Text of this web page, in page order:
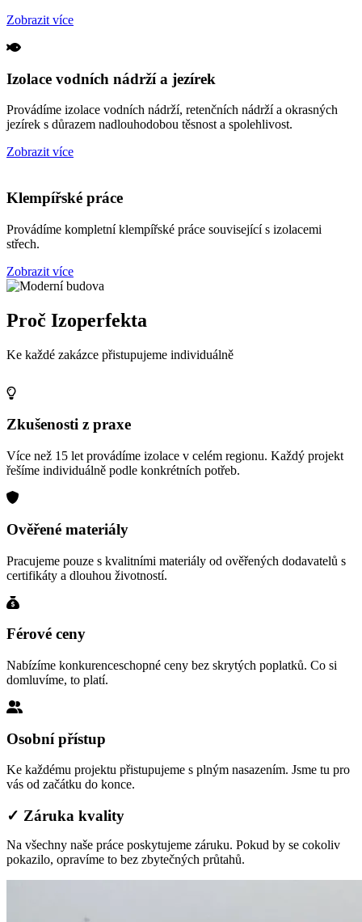
Zobrazit více
Izolace vodních nádrží a jezírek
Provádíme izolace vodních nádrží, retenčních nádrží a okrasných
jezírek s důrazem nadlouhodobou těsnost a spolehlivost.
Zobrazit více
Klempířské práce
Provádíme kompletní klempířské práce související s izolacemi
střech.
Zobrazit více
Proč Izoperfekta
Ke každé zakázce přistupujeme individuálně
Zkušenosti z praxe
Více než 15 let provádíme izolace v celém regionu. Každý projekt
řešíme individuálně podle konkrétních potřeb.
Ověřené materiály
Pracujeme pouze s kvalitními materiály od ověřených dodavatelů s
certifikáty a dlouhou životností.
Férové ceny
Nabízíme konkurenceschopné ceny bez skrytých poplatků. Co si
domluvíme, to platí.
Osobní přístup
Ke každému projektu přistupujeme s plným nasazením. Jsme tu pro
vás od začátku do konce.
✓ Záruka kvality
Na všechny naše práce poskytujeme záruku. Pokud by se cokoliv
pokazilo, opravíme to bez zbytečných průtahů.